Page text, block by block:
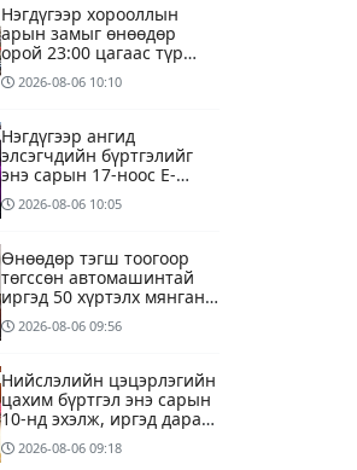
Нэгдүгээр хорооллын
арын замыг өнөөдөр
орой 23:00 цагаас түр
хааж, борооны ус
зайлуулах шугамын
2026-08-06 10:10
Нэгдүгээр ангид
элсэгчдийн бүртгэлийг
энэ сарын 17-ноос E-
Mongolia системээр
зохион байгуулна
2026-08-06 10:05
Өнөөдөр тэгш тоогоор
төгссөн автомашинтай
иргэд 50 хүртэлх мянган
төгрөгөнд БЕНЗИН авна
2026-08-06 09:56
Нийслэлийн цэцэрлэгийн
цахим бүртгэл энэ сарын
10-нд эхэлж, иргэд дараах
зүйлсийг анхаарах
шаардлагатай
2026-08-06 09:18